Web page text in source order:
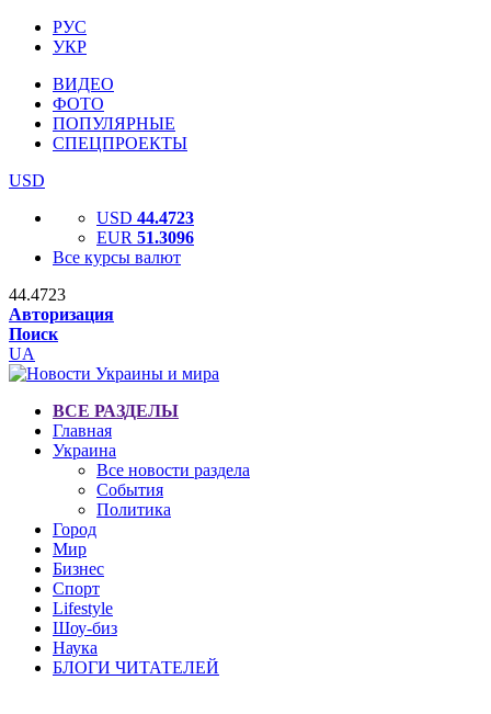
РУС
УКР
ВИДЕО
ФОТО
ПОПУЛЯРНЫЕ
СПЕЦПРОЕКТЫ
USD
USD 44.4723
EUR 51.3096
Все курсы валют
44.4723
Авторизация
Поиск
UA
ВСЕ РАЗДЕЛЫ
Главная
Украина
Все новости раздела
События
Политика
Город
Мир
Бизнес
Спорт
Lifestyle
Шоу-биз
Наука
БЛОГИ ЧИТАТЕЛЕЙ